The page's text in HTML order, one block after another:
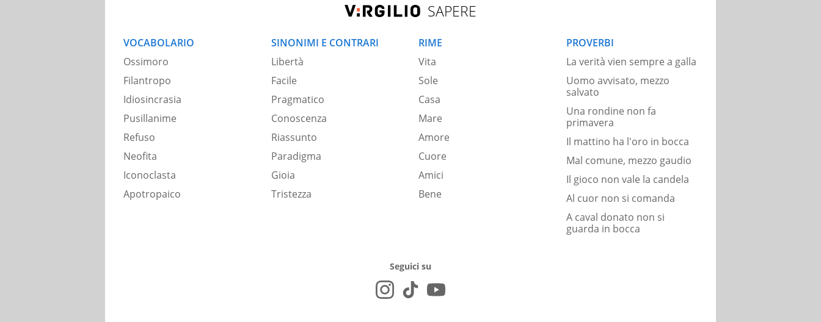
SAPERE
VOCABOLARIO
Ossimoro
Filantropo
Idiosincrasia
Pusillanime
Refuso
Neofita
Iconoclasta
Apotropaico
SINONIMI E CONTRARI
Libertà
Facile
Pragmatico
Conoscenza
Riassunto
Paradigma
Gioia
Tristezza
RIME
Vita
Sole
Casa
Mare
Amore
Cuore
Amici
Bene
PROVERBI
La verità vien sempre a galla
Uomo avvisato, mezzo
salvato
Una rondine non fa
primavera
Il mattino ha l'oro in bocca
Mal comune, mezzo gaudio
Il gioco non vale la candela
Al cuor non si comanda
A caval donato non si
guarda in bocca
Seguici su